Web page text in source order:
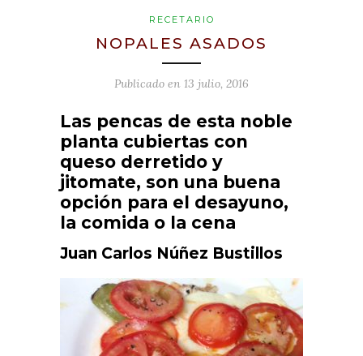
RECETARIO
NOPALES ASADOS
Publicado en 13 julio, 2016
Las pencas de esta noble
planta cubiertas con
queso derretido y
jitomate, son una buena
opción para el desayuno,
la comida o la cena
Juan Carlos Núñez Bustillos